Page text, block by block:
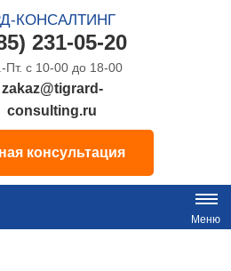
услуги
231-05-20
Пт. с 10-00 до 18-00
zakaz@tigrard-
consulting.ru
консультация
Меню